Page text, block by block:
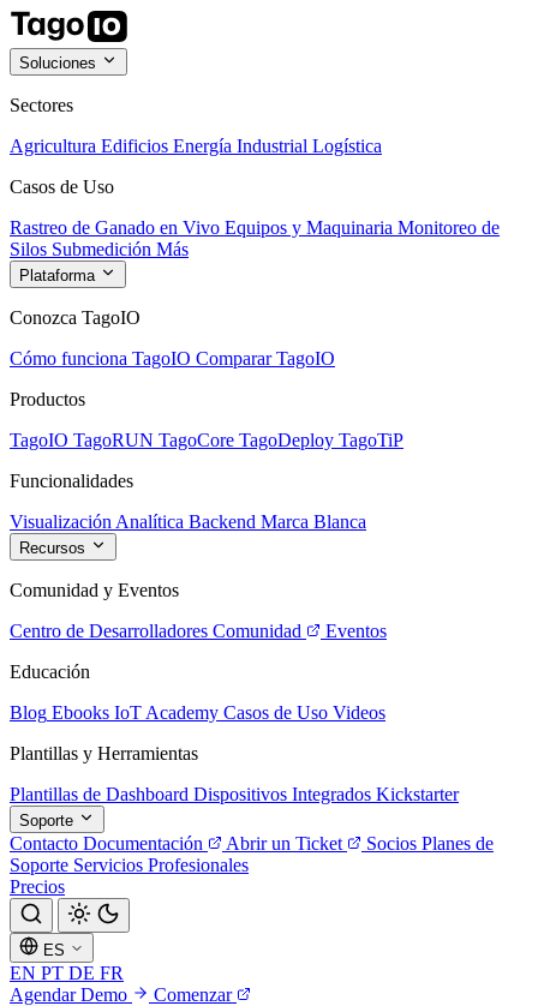
Soluciones
Sectores
Agricultura Edificios Energía Industrial Logística
Casos de Uso
Rastreo de Ganado en Vivo Equipos y Maquinaria Monitoreo de
Silos Submedición Más
Plataforma
Conozca TagoIO
Cómo funciona TagoIO Comparar TagoIO
Productos
TagoIO TagoRUN TagoCore TagoDeploy TagoTiP
Funcionalidades
Visualización Analítica Backend Marca Blanca
Recursos
Comunidad y Eventos
Centro de Desarrolladores Comunidad
Eventos
Educación
Blog Ebooks IoT Academy Casos de Uso Videos
Plantillas y Herramientas
Plantillas de Dashboard Dispositivos Integrados Kickstarter
Soporte
Contacto Documentación Abrir un Ticket Socios Planes de
Soporte Servicios Profesionales
Precios
ES
EN PT DE FR
Agendar Demo
Comenzar